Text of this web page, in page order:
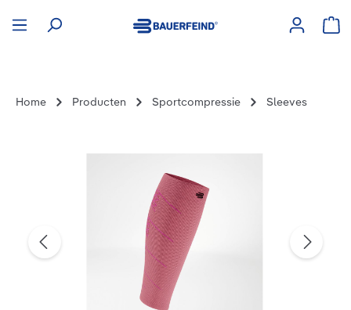
Home Producten Sportcompressie Sleeves